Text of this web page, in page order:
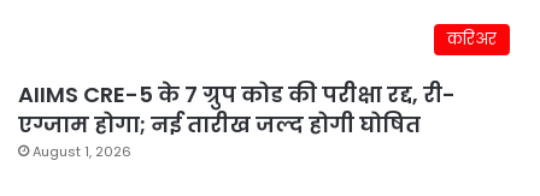
करिअर
AIIMS CRE-5 के 7 ग्रुप कोड की परीक्षा रद्द, री-
एग्जाम होगा; नई तारीख जल्द होगी घोषित
August 1, 2026